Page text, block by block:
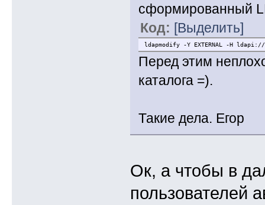
сформированный
Код: [Выделить]
ldapmodify -Y EXTERNAL -H
Перед этим
каталога =).
Такие дела. Егор
Ок, а чтобы в
пользователей